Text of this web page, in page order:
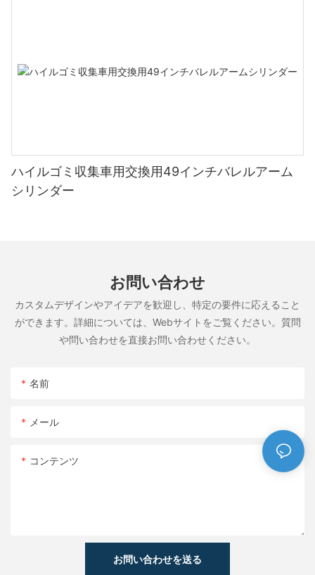
ハイルゴミ収集車用交換用49インチバレルアーム
シリンダー
お問い合わせ
カスタムデザインやアイデアを歓迎し、特定の要件に応えること
ができます。詳細については、Webサイトをご覧ください。質問
や問い合わせを直接お問い合わせください。
名前
メール
コンテンツ
お問い合わせを送る